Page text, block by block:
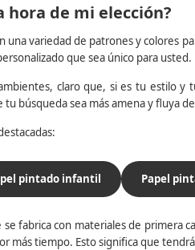
hora de mi elección?
una variedad de patrones y colores
que sea único para usted.
claro que, si es tu estilo
búsqueda sea más amena y fluya
pintado infantil Papel
fabrica con materiales de primera
más tiempo. Esto significa que